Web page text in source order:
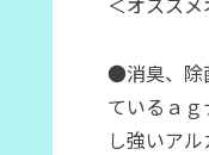
●消臭、除
ているａ
し強いアル